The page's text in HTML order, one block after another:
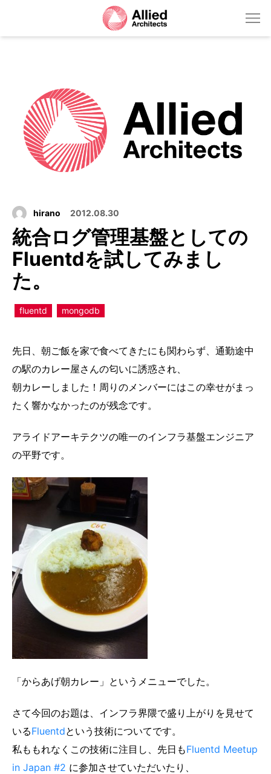
hirano 2012.08.30
統合ログ管理基盤としての
Fluentdを試してみまし
た。
fluentd mongodb
先日、朝ご飯を家で食べてきたにも関わらず、通勤途中
の駅のカレー屋さんの匂いに誘惑され、
朝カレーしました！周りのメンバーにはこの幸せがまっ
たく響かなかったのが残念です。
アライドアーキテクツの唯一のインフラ基盤エンジニア
の平野です。
「からあげ朝カレー」というメニューでした。
さて今回のお題は、インフラ界隈で盛り上がりを見せて
いるFluentdという技術についてです。
私ももれなくこの技術に注目し、先日もFluentd Meetup
in Japan #2 に参加させていただいたり、